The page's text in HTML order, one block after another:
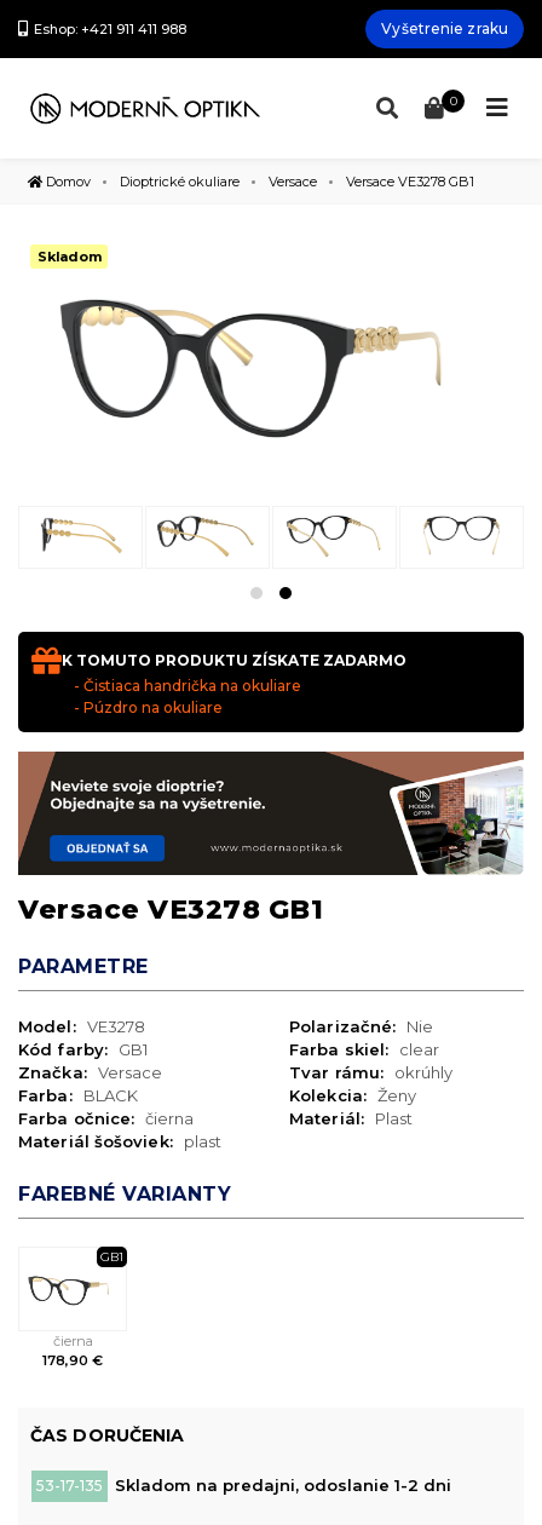
Eshop: +421 911 411 988 Vyšetrenie zraku
0
Domov Dioptrické okuliare Versace Versace VE3278 GB1
Skladom
K TOMUTO PRODUKTU ZÍSKATE ZADARMO
- Čistiaca handrička na okuliare
- Púzdro na okuliare
Versace VE3278 GB1
PARAMETRE
Model: VE3278
Kód farby:
GB1
Značka: Versace
Farba:
BLACK
Farba očnice: čierna
Materiál šošoviek:
plast
Polarizačné:
Nie
Farba skiel:
clear
Tvar rámu:
okrúhly
Kolekcia: Ženy
Materiál:
Plast
FAREBNÉ VARIANTY
GB1
čierna
178,90 €
ČAS DORUČENIA
53-17-135 Skladom na predajni, odoslanie 1-2 dni